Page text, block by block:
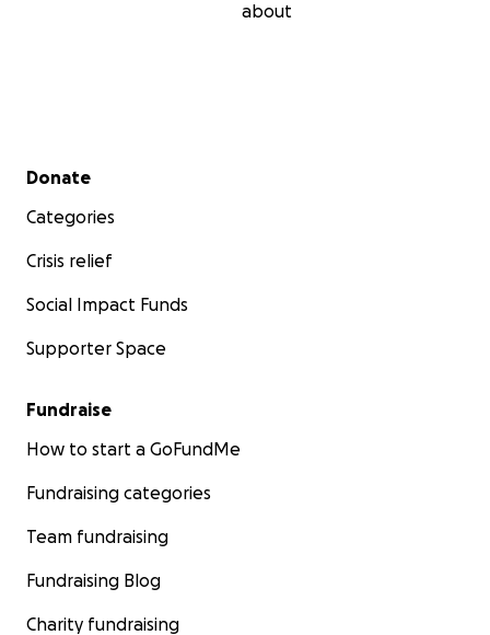
about
Secondary menu
Donate
Categories
Crisis relief
Social Impact Funds
Supporter Space
Fundraise
How to start a GoFundMe
Fundraising categories
Team fundraising
Fundraising Blog
Charity fundraising